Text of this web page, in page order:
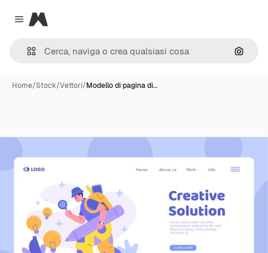
Close menu
Magnific
Cerca
Home/Stock/Vettori/Modello di pagina di…